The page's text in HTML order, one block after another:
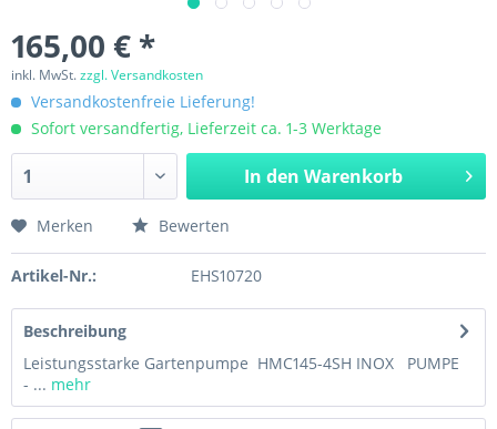
165,00 € *
inkl. MwSt.zzgl. Versandkosten
Versandkostenfreie Lieferung!
Sofort versandfertig, Lieferzeit ca. 1-3 Werktage
In den Warenkorb
Merken Bewerten
Artikel-Nr.: EHS10720
Beschreibung
Leistungsstarke Gartenpumpe HMC145-4SH INOX PUMPE
- ... mehr